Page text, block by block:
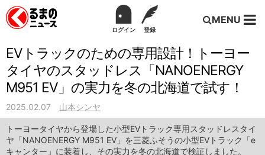
ログイン 登録
MENU
EVトラックのための専用設計！トーヨー
タイヤのスタッドレス「NANOENERGY
M951 EV」の実力を冬の北海道で試す！
2025.02.07 山本シンヤ
トーヨータイヤから登場した小型EVトラック専用スタッドレスタイ
ヤ「NANOENERGY M951 EV」を三菱ふそうの小型EVトラック「e
キャンター」に装着し、その実力を冬の北海道で検証しました。